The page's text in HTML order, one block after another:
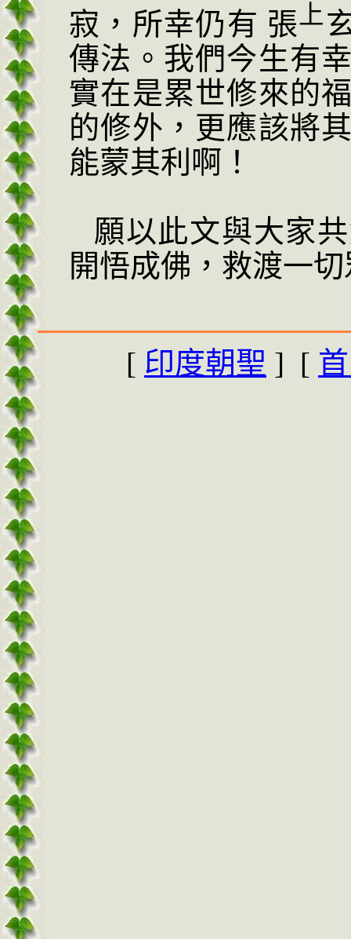
寂，所幸仍有 張 上
傳法。我們今生有
實在是累世修來的
的修外，更應該將
能蒙其利啊！
願以此文與大家
開悟成佛，救渡一
[ 印度朝聖 ] [